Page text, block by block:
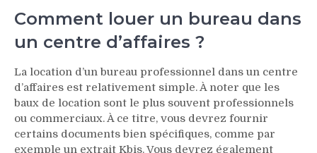
Comment louer un bureau dans
un centre d’affaires ?
La location d’un bureau professionnel dans un centre
d’affaires est relativement simple. À noter que les
baux de location sont le plus souvent professionnels
ou commerciaux. À ce titre, vous devrez fournir
certains documents bien spécifiques, comme par
exemple un extrait Kbis. Vous devrez également